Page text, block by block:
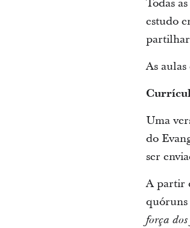
Todas
estudo
As
Uma
do
ser
A partir
quóruns
força dos